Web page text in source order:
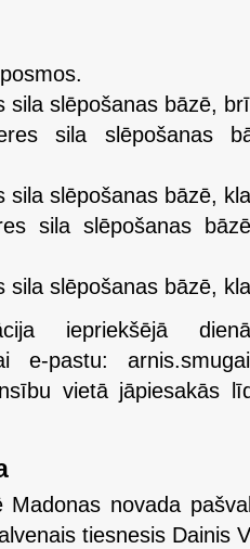
sila slēpošanas bāzē,
sila slēpošanas
sila slēpošanas bāzē,
sila slēpošanas
sila slēpošanas bāzē,
iepriekšējā
e-pastu:
vietā jāpiesakās
Madonas novada
tiesnesis Dainis